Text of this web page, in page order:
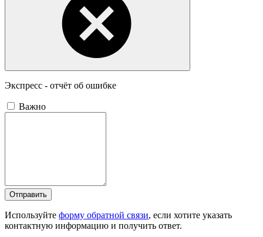
Экспресс - отчёт об ошибке
Важно
Отправить
Используйте форму обратной связи, если хотите указать
контактную информацию и получить ответ.